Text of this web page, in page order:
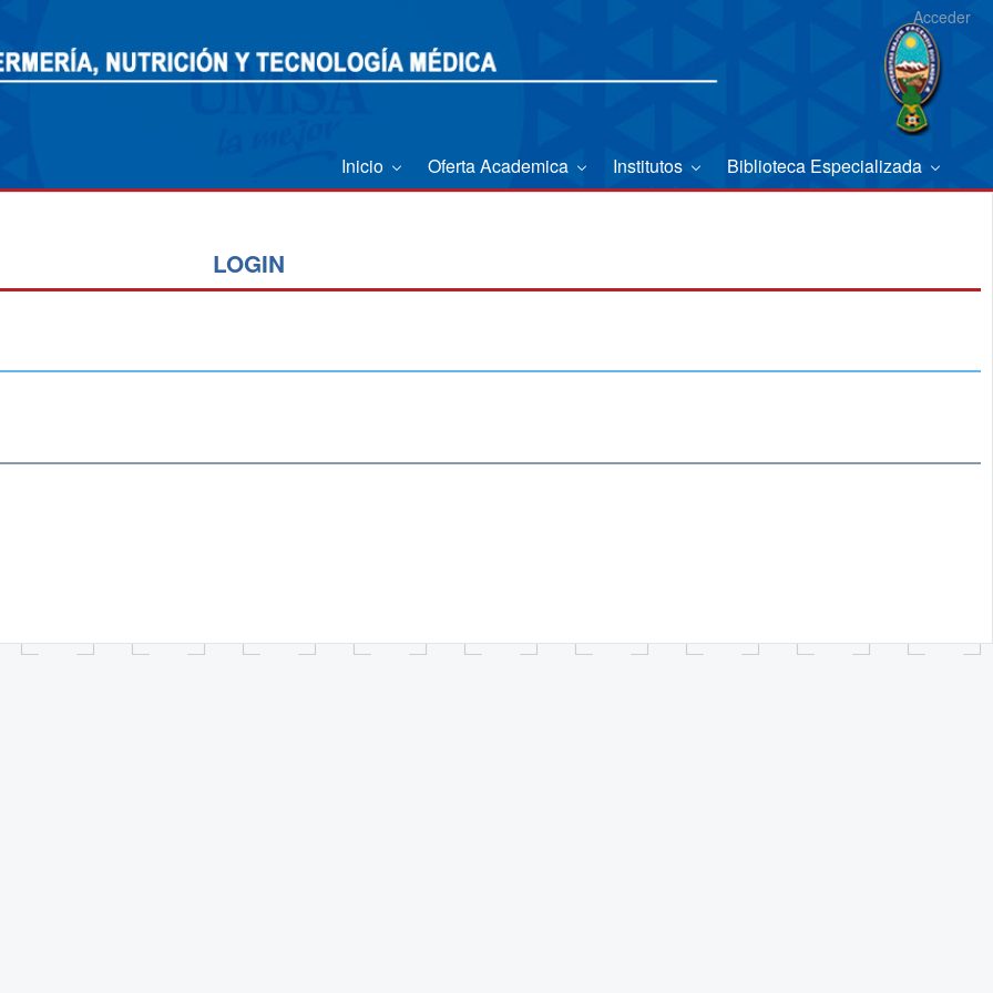
Acceder
Inicio Oferta Academica Institutos Biblioteca Especializada
LOGIN